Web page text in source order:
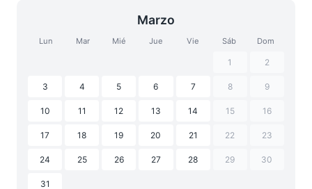
Marzo
Lun Mar Mié Jue Vie Sáb Dom
1 2
3 4 5 6 7 8 9
10 11 12 13 14 15 16
17 18 19 20 21 22 23
24 25 26 27 28 29 30
31